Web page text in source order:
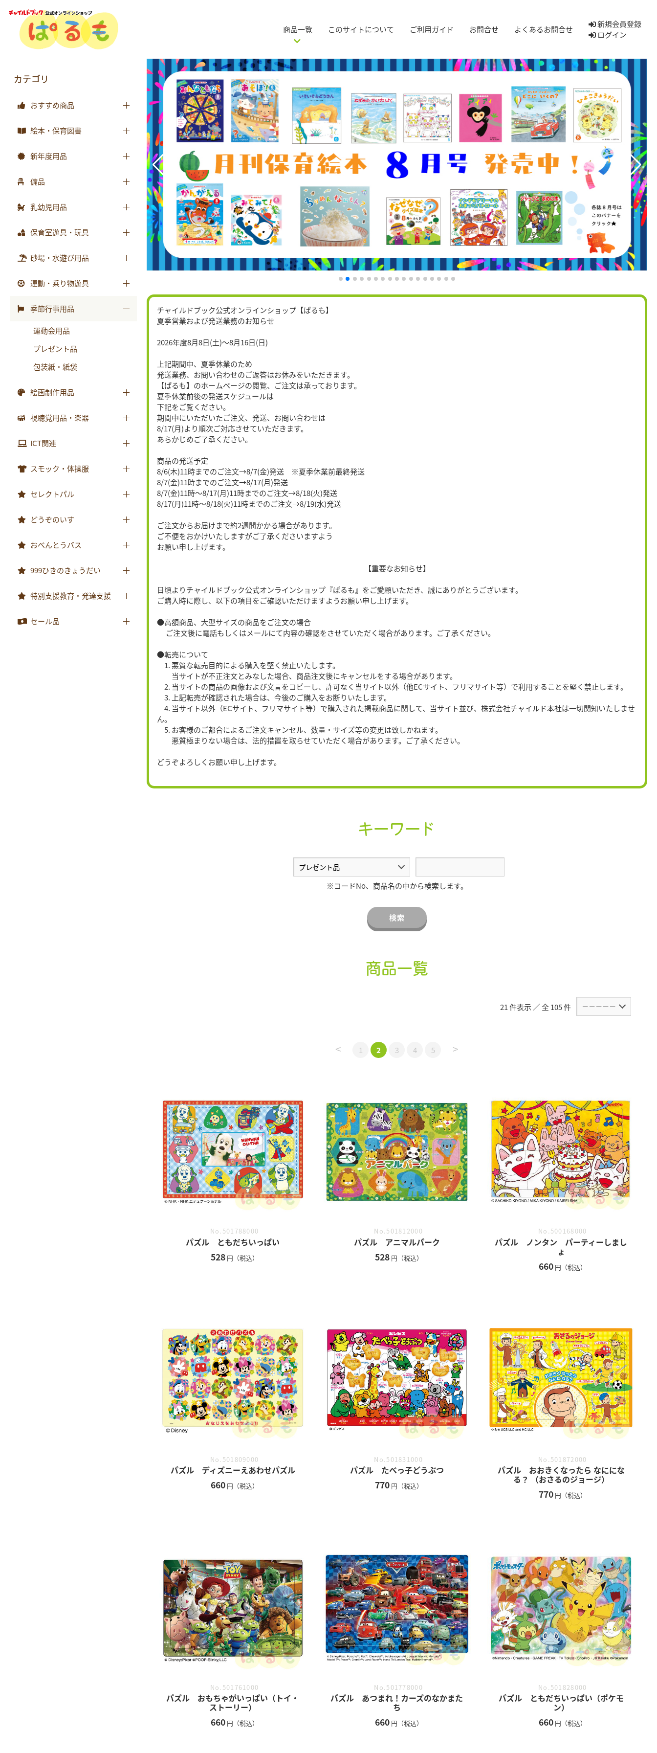
商品一覧 このサイトについて ご利用ガイド お問合せ よくあるお問合せ
新規会員登録
ログイン
チャイルドブック公式オンラインショップ【ぱるも】
夏季営業および発送業務のお知らせ
2026年度8月8日(土)〜8月16日(日)
上記期間中、夏季休業のため
発送業務、お問い合わせのご返答はお休みをいただきます。
【ぱるも】のホームページの閲覧、ご注文は承っております。
夏季休業前後の発送スケジュールは
下記をご覧ください。
期間中にいただいたご注文、発送、お問い合わせは
8/17(月)より順次ご対応させていただきます。
あらかじめご了承ください。
商品の発送予定
8/6(木)11時までのご注文→8/7(金)発送 ※夏季休業前最終発送
8/7(金)11時までのご注文→8/17(月)発送
8/7(金)11時〜8/17(月)11時までのご注文→8/18(火)発送
8/17(月)11時〜8/18(火)11時までのご注文→8/19(水)発送
ご注文からお届けまで約2週間かかる場合があります。
ご不便をおかけいたしますがご了承くださいますよう
お願い申し上げます。
【重要なお知らせ】
日頃よりチャイルドブック公式オンラインショップ『ぱるも』をご愛顧いただき、誠にありがとうございます。
ご購入時に際し、以下の項目をご確認いただけますようお願い申し上げます。
●高額商品、大型サイズの商品をご注文の場合
ご注文後に電話もしくはメールにて内容の確認をさせていただく場合があります。ご了承ください。
●転売について
1. 悪質な転売目的による購入を堅く禁止いたします。
当サイトが不正注文とみなした場合、商品注文後にキャンセルをする場合があります。
2. 当サイトの商品の画像および文言をコピーし、許可なく当サイト以外（他ECサイト、フリマサイト等）で利用することを堅く禁止します。
3. 上記転売が確認された場合は、今後のご購入をお断りいたします。
4. 当サイト以外（ECサイト、フリマサイト等）で購入された掲載商品に関して、当サイト並び、株式会社チャイルド本社は一切関知いたしませ
ん。
5. お客様のご都合によるご注文キャンセル、数量・サイズ等の変更は致しかねます。
悪質極まりない場合は、法的措置を取らせていただく場合があります。ご了承ください。
どうぞよろしくお願い申し上げます。
カテゴリ
おすすめ商品
おすすめ商品
絵本・保育図書
絵本
月刊絵本 バックナンバー
おはなしチャイルド
ﾁｬｲﾙﾄﾞﾌﾞｯｸ ｱｯﾌﾟﾙ傑作選
もこちゃんチャイルド
ｻﾝﾁｬｲﾙﾄﾞ ﾋﾞｯｸﾞｻｲｴﾝｽ
世界の昔話名作選
科学が好きになるおはなし
ﾁｬｲﾙﾄﾞ科学絵本館なぜなぜ
ｽｰﾊﾟｰﾜｲﾄﾞことばとかず
かんがえる
みんなともだち
2025年度月刊絵本
2026年度月刊絵本
新年度用品
出席帳・シール
ワーク
画帳・おもいで
各種用紙・証書
備品
椅子
収納用品
環境備品
乳幼児用品
乳幼児備品
保育室遊具・玩具
ままごと
知育玩具
砂場・水遊び用品
砂場用品
運動・乗り物遊具
運動遊具
季節行事用品
運動会用品
プレゼント品
包装紙・紙袋
絵画制作用品
画材
視聴覚用品・楽器
視聴覚用品
ICT関連
ICT関連
スモック・体操服
スモック
セレクトパル
先生用ウェア
どうぞのいす
どうぞのいす
おべんとうバス
おべんとうバス
999ひきのきょうだい
999ひきのきょうだい
特別支援教育・発達支援
特別支援教育・発達支援
セール品
キーワード
※コードNo、商品名の中から検索します。
検索
商品一覧
21 件表示 ／ 全 105 件
< 1 2 3 4 5 >
No.501788000
パズル ともだちいっぱい
528 円（税込）
No.501812000
パズル アニマルパーク
528 円（税込）
No.500168000
パズル ノンタン パーティーしまし
ょ
660 円（税込）
No.501809000
パズル ディズニーえあわせパズル
660 円（税込）
No.501831000
パズル たべっ子どうぶつ
770 円（税込）
No.501872000
パズル おおきくなったら なににな
る？ （おさるのジョージ）
770 円（税込）
No.501761000
パズル おもちゃがいっぱい（トイ・
ストーリー）
660 円（税込）
No.501778000
パズル あつまれ！カーズのなかまた
ち
660 円（税込）
No.501828000
パズル ともだちいっぱい（ポケモ
ン）
660 円（税込）